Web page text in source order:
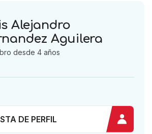
Alejandro
Aguilera
desde 4 años
DE PERFIL